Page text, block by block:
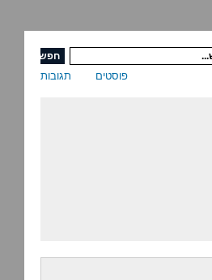
תגובות פוסטים